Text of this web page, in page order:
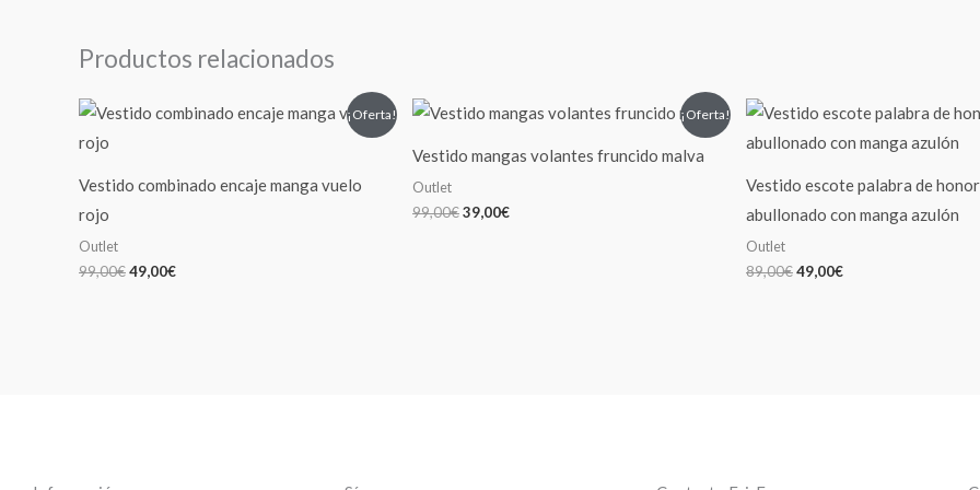
Productos relacionados
¡Oferta!
Vestido combinado encaje manga vuelo
rojo
Outlet
99,00€
El
precio
99,00€.
49,00€
El
precio
49,00€.
¡Oferta!
Vestido mangas volantes fruncido malva
Outlet
99,00€
El
precio
era:
39,00€
precio
es:
Vestido escote palabra de honor
abullonado con manga azulón
Outlet
89,00€
El
precio
original
89,00€.
49,00€
precio
actual
49,00€.